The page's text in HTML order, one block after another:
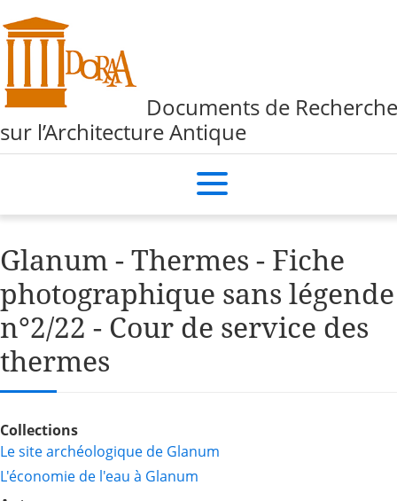
Documents de Recherche
sur l’Architecture Antique
Glanum - Thermes - Fiche
photographique sans légende
n°2/22 - Cour de service des
thermes
Collections
Le site archéologique de Glanum
L'économie de l'eau à Glanum